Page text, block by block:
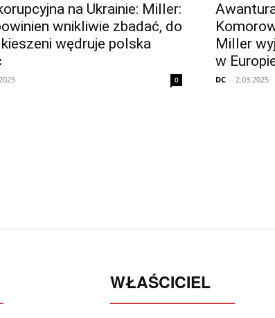
na Ukrainie: Miller:
wnikliwie zbadać, do
wędruje polska
0
Miller
w
DC - 2.03.2025
WŁAŚCICIEL